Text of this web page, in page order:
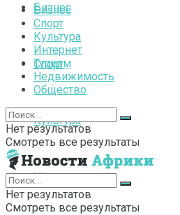
Бизнес
Спорт
Культура
Интернет
Бизнес
Спорт
Культура
Интернет
Туризм
Недвижимость
Общество
Нет результатов
Смотреть все результаты
Нет результатов
Смотреть все результаты